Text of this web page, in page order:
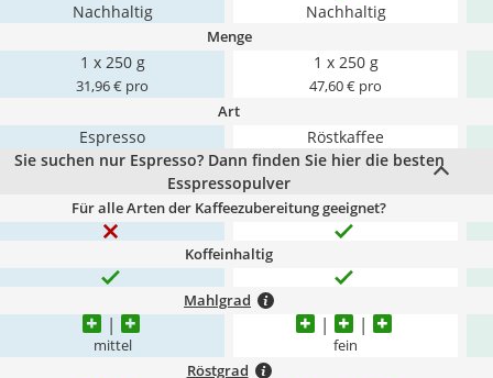
Nachhaltig Nachhaltig
Menge
1 x 250 g
31,96 € pro
1 x 250 g
47,60 € pro
Art
Espresso
Röstkaffee
Sie suchen nur Espresso? Dann finden Sie hier die besten
Esspressopulver
Für alle Arten der Kaffeezubereitung geeignet?
Koffeinhaltig
Mahlgrad
mittel fein
Röstgrad